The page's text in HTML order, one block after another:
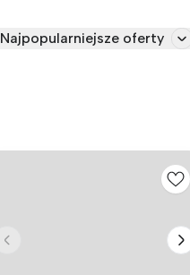
Najpopularniejsze oferty